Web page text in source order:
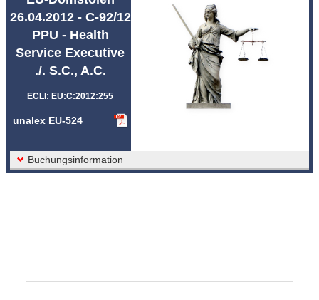
26.04.2012 - C-92/12
PPU - Health
Service Executive
./. S.C., A.C.
ECLI: EU:C:2012:255
unalex EU-524
Buchungsinformation